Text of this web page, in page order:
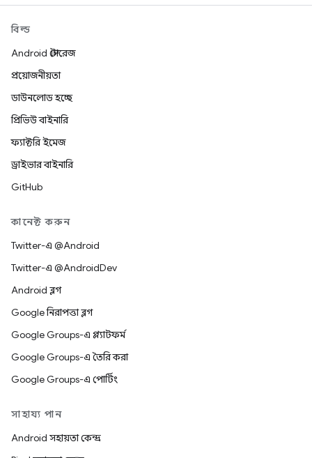
বিল্ড
Android স্টোরেজ
প্রয়োজনীয়তা
ডাউনলোড হচ্ছে
প্রিভিউ বাইনারি
ফ্যাক্টরি ইমেজ
ড্রাইভার বাইনারি
GitHub
কানেক্ট করুন
Twitter-এ @Android
Twitter-এ @AndroidDev
Android ব্লগ
Google নিরাপত্তা ব্লগ
Google Groups-এ প্ল্যাটফর্ম
Google Groups-এ তৈরি করা
Google Groups-এ পোর্টিং
সাহায্য পান
Android সহায়তা কেন্দ্র